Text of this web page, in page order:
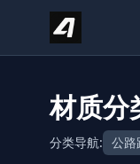
Skip to content
材质分
分类导航: 公路